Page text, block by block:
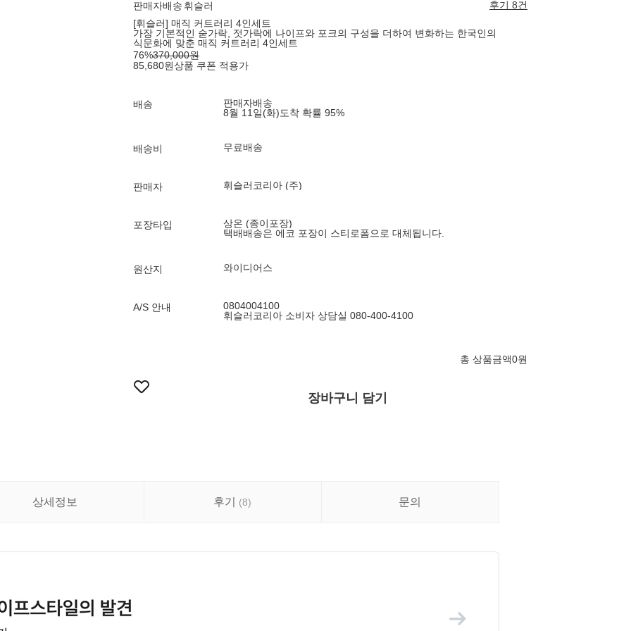
판매자배송 휘슬러
후기 8건
[휘슬러] 매직 커트러리 4인세트
가장 기본적인 숟가락, 젓가락에 나이프와 포크의 구성을 더하여 변화하는 한국인의
식문화에 맞춘 매직 커트러리 4인세트
76%370,000원
85,680원상품 쿠폰 적용가
배송
판매자배송
8월 11일(화)도착 확률 95%
배송비 무료배송
판매자 휘슬러코리아 (주)
포장타입
상온 (종이포장)
택배배송은 에코 포장이 스티로폼으로 대체됩니다.
원산지 와이디어스
A/S 안내
0804004100
휘슬러코리아 소비자 상담실 080-400-4100
총 상품금액0원
장바구니 담기
상세정보 후기 (8) 문의